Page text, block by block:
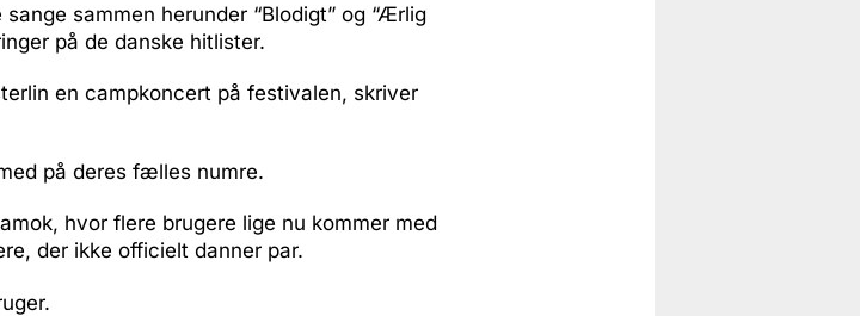
sammen herunder “Blodigt” og “Ærlig
på de danske hitlister.
en campkoncert på festivalen, skriver
på deres fælles numre.
hvor flere brugere lige nu kommer med
der ikke officielt danner par.